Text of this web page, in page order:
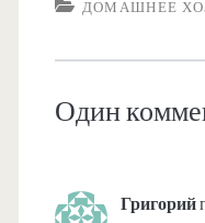
ДОМАШНЕЕ
Один
Григорий